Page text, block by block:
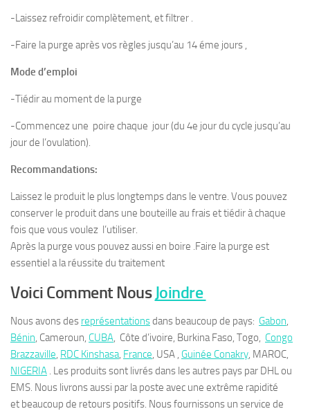
-Laissez refroidir complètement, et filtrer .
-Faire la purge après vos règles jusqu’au 14 éme jours ,
Mode d’emploi
-Tiédir au moment de la purge
-Commencez une poire chaque jour (du 4e jour du cycle jusqu’au
jour de l’ovulation).
Recommandations:
Laissez le produit le plus longtemps dans le ventre. Vous pouvez
conserver le produit dans une bouteille au frais et tiédir à chaque
fois que vous voulez l’utiliser.
Après la purge vous pouvez aussi en boire .Faire la purge est
essentiel a la réussite du traitement
Voici Comment Nous Joindre
Nous avons des représentationsdans beaucoup de pays: Gabon,
Bénin, Cameroun, CUBA, Côte d’ivoire, Burkina Faso, Togo, Congo
Brazzaville, RDC Kinshasa, France, USA , Guinée Conakry, MAROC,
NIGERIA . Les produits sont livrés dans les autres pays par DHL ou
EMS. Nous livrons aussi par la poste avec une extrême rapidité
et beaucoup de retours positifs. Nous fournissons un service de